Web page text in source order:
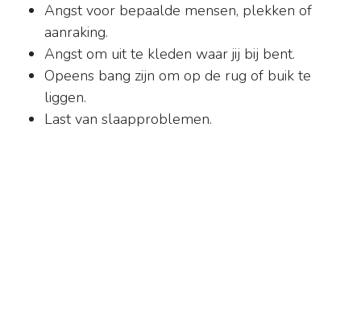
Angst voor bepaalde mensen, plekken of
aanraking.
Angst om uit te kleden waar jij bij bent.
Opeens bang zijn om op de rug of buik te
liggen.
Last van slaapproblemen.